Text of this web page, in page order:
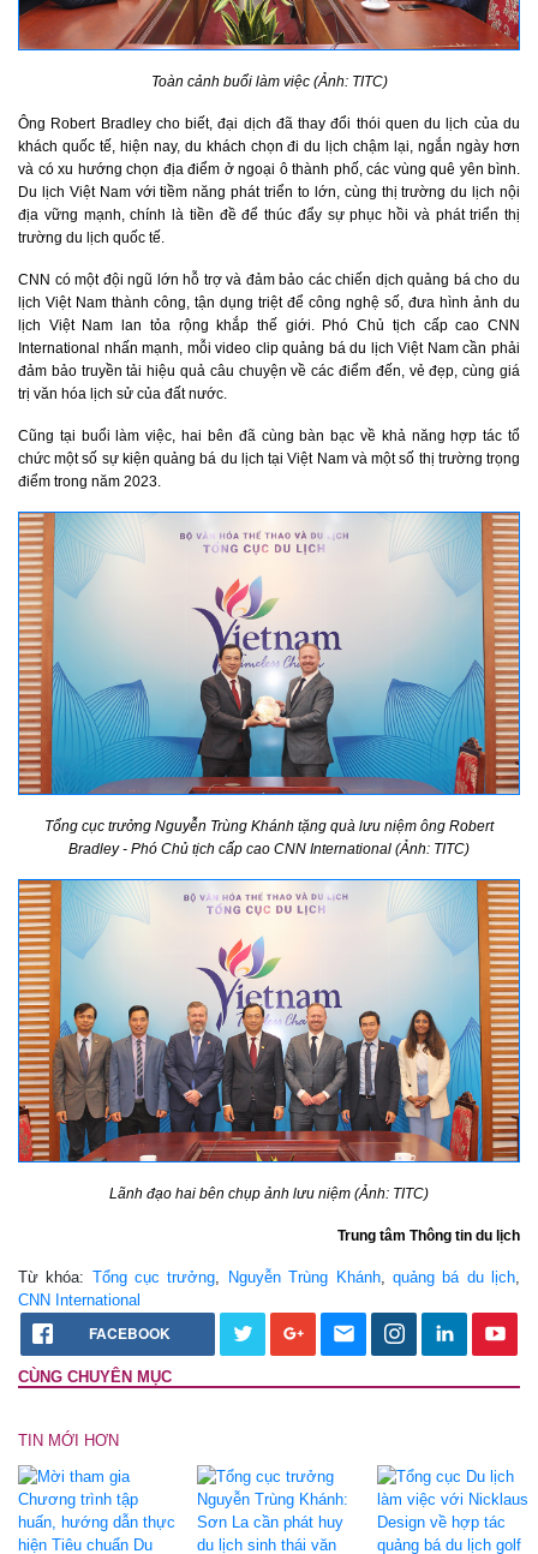
Toàn cảnh buổi làm việc (Ảnh: TITC)
Ông Robert Bradley cho biết, đại dịch đã thay đổi thói quen du lịch của du
khách quốc tế, hiện nay, du khách chọn đi du lịch chậm lại, ngắn ngày hơn
và có xu hướng chọn địa điểm ở ngoại ô thành phố, các vùng quê yên bình.
Du lịch Việt Nam với tiềm năng phát triển to lớn, cùng thị trường du lịch nội
địa vững mạnh, chính là tiền đề để thúc đẩy sự phục hồi và phát triển thị
trường du lịch quốc tế.
CNN có một đội ngũ lớn hỗ trợ và đảm bảo các chiến dịch quảng bá cho du
lịch Việt Nam thành công, tận dụng triệt để công nghệ số, đưa hình ảnh du
lịch Việt Nam lan tỏa rộng khắp thế giới. Phó Chủ tịch cấp cao CNN
International nhấn mạnh, mỗi video clip quảng bá du lịch Việt Nam cần phải
đảm bảo truyền tải hiệu quả câu chuyện về các điểm đến, vẻ đẹp, cùng giá
trị văn hóa lịch sử của đất nước.
Cũng tại buổi làm việc, hai bên đã cùng bàn bạc về khả năng hợp tác tổ
chức một số sự kiện quảng bá du lịch tại Việt Nam và một số thị trường trọng
điểm trong năm 2023.
Tổng cục trưởng Nguyễn Trùng Khánh tặng quà lưu niệm ông Robert
Bradley - Phó Chủ tịch cấp cao CNN International (Ảnh: TITC)
Lãnh đạo hai bên chụp ảnh lưu niệm (Ảnh: TITC)
Trung tâm Thông tin du lịch
Từ khóa: Tổng cục trưởng Nguyễn Trùng Khánh, quảng bá du lịch
CNN International
FACEBOOK
CÙNG CHUYÊN MỤC
TIN MỚI HƠN